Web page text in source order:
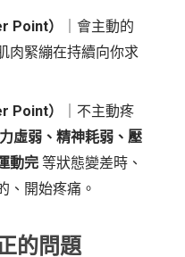
Point）
｜會主動的
肉緊繃在持續向你求
Point）
｜不主動疼
虛弱、精神耗弱、壓
動完 等狀態變差時、
、開始疼痛。
的問題